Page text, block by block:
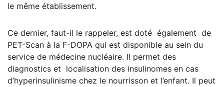
le même établissement.
Ce dernier, faut-il le rappeler, est doté également de
PET-Scan à la F-DOPA qui est disponible au sein du
service de médecine nucléaire. Il permet des
diagnostics et localisation des insulinomes en cas
d’hyperinsulinisme chez le nourrisson et l’enfant. Il peut